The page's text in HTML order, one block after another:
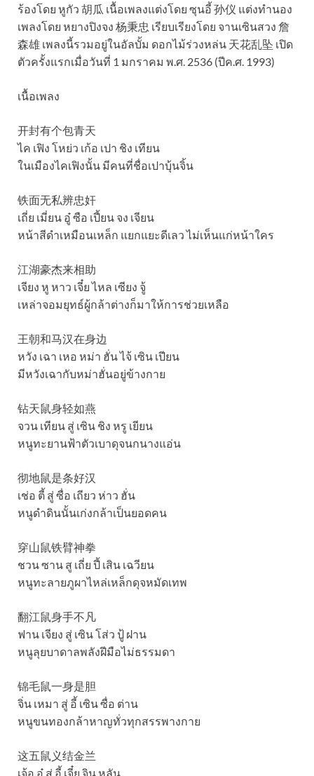
ร้องโดย หูกัว 胡瓜 เนื้อเพลงแต่งโดย ซุนอี้ 孙仪 แต่งทำนอง
เพลงโดย หยางปิงจง 杨秉忠 เรียบเรียงโดย จานเซินสวง 詹
森雄 เพลงนี้รวมอยู่ในอัลบั้ม ดอกไม้ร่วงหล่น 天花乱坠 เปิด
ตัวครั้งแรกเมื่อวันที่ 1 มกราคม พ.ศ. 2536 (ปีค.ศ. 1993)
เนื้อเพลง
开封有个包青天
ไค เฟิง โหย่ว เก้อ เปา ชิง เทียน
ในเมืองไคเฟิงนั้น มีคนที่ชื่อเปาบุ้นจิ้น
铁面无私辨忠奸
เถี่ย เมี่ยน อู๋ ซือ เปี้ยน จง เจียน
หน้าสีดำเหมือนเหล็ก แยกแยะดีเลว ไม่เห็นแก่หน้าใคร
江湖豪杰来相助
เจียง หู หาว เจี๋ย ไหล เซียง จู้
เหล่าจอมยุทธ์ผู้กล้าต่างก็มาให้การช่วยเหลือ
王朝和马汉在身边
หวัง เฉา เหอ หม่า ฮั่น ไจ้ เซิน เปียน
มีหวังเฉากับหม่าฮั่นอยู่ข้างกาย
钻天鼠身轻如燕
จวน เทียน สู่ เซิน ชิง หรู เยียน
หนูทะยานฟ้าตัวเบาดุจนกนางแอ่น
彻地鼠是条好汉
เช่อ ตี้ สู่ ซื่อ เถียว ห่าว ฮั่น
หนูดำดินนั้นเก่งกล้าเป็นยอดคน
穿山鼠铁臂神拳
ชวน ซาน สู เถี่ย ปี้ เสิน เฉวียน
หนูทะลายภูผาไหล่เหล็กดุจหมัดเทพ
翻江鼠身手不凡
ฟาน เจียง สู่ เซิน โส่ว ปู้ ฝาน
หนูลุยบาดาลพลังฝีมือไม่ธรรมดา
锦毛鼠一身是胆
จิ่น เหมา สู่ อี้ เซิน ซื่อ ต่าน
หนูขนทองกล้าหาญทั่วทุกสรรพางกาย
这五鼠义结金兰
เจ้อ อู๋ สู่ อี้ เจี๋ย จิน หลัน